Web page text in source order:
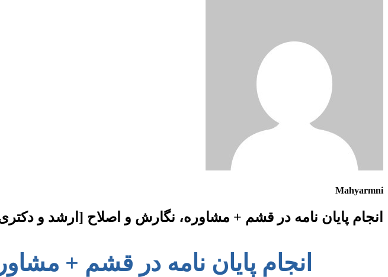
Mahyarmni
انجام پایان نامه در قشم + مشاوره، نگارش و اصلاح [ارشد و
انجام پایان نامه در قشم +